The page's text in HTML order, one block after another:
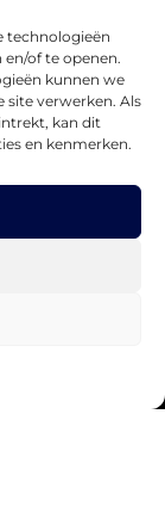
technologieën
of te openen.
kunnen we
site verwerken. Als
kan dit
en kenmerken.